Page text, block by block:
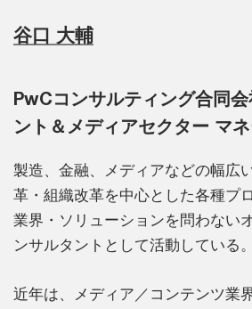
谷口 大輔
PwCコンサルティング合同
ント＆メディアセクター マ
製造、金融、メディアなどの幅広
革・組織改革を中心とした各種プ
業界・ソリューションを問わない
ンサルタントとして活動している。
近年は、メディア／コンテンツ業